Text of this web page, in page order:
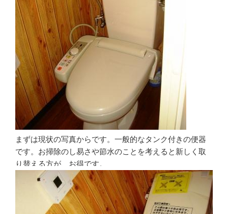
まずは現状の写真からです。一般的なタンク付きの便器
です。お掃除のし易さや節水のことを考えると新しく取
り替える方が、お得です。